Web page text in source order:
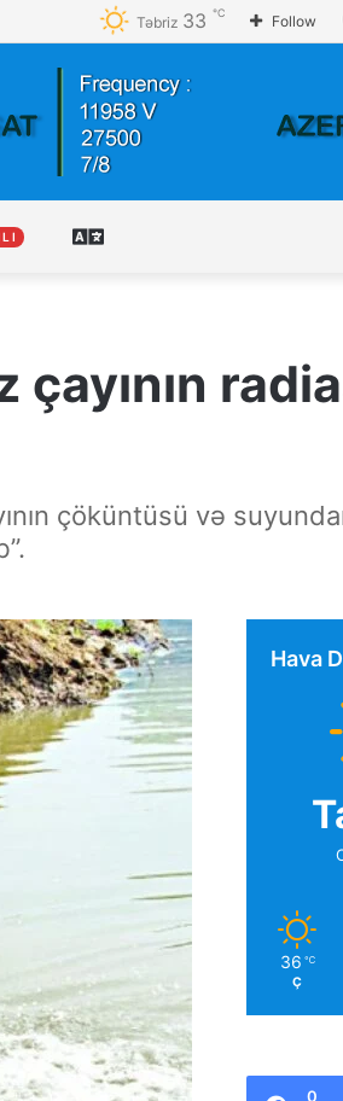
Follow
Təbriz 33 ℃
L I
çöküntüsü və
Hava
36 ℃
Ç
0